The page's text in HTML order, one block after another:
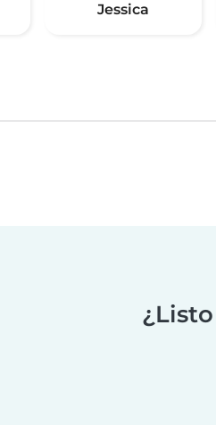
Jessica